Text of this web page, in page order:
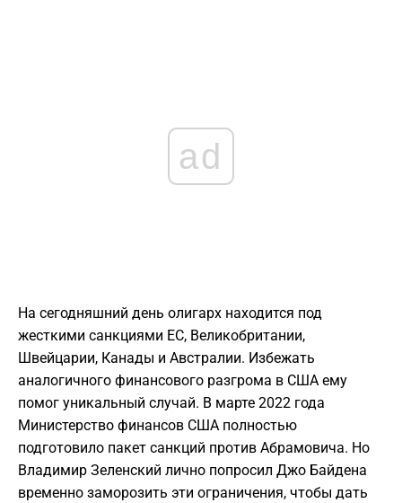
ad
На сегодняшний день олигарх находится под
жесткими санкциями ЕС, Великобритании,
Швейцарии, Канады и Австралии. Избежать
аналогичного финансового разгрома в США ему
помог уникальный случай. В марте 2022 года
Министерство финансов США полностью
подготовило пакет санкций против Абрамовича. Но
Владимир Зеленский лично попросил Джо Байдена
временно заморозить эти ограничения, чтобы дать